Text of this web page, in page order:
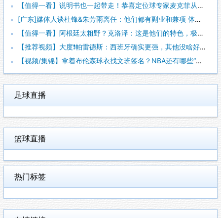
【值得一看】说明书也一起带走！恭喜定位球专家麦克菲从维拉转投
[广东]媒体人谈杜锋&朱芳雨离任：他们都有副业和兼项 体育唯
【值得一看】阿根廷太粗野？克洛泽：这是他们的特色，极其强调对
【推荐视频】大度❗️帕雷德斯：西班牙确实更强，其他没啥好辟谣
【视频/集锦】拿着布伦森球衣找文班签名？NBA还有哪些“贴脸
足球直播
篮球直播
热门标签